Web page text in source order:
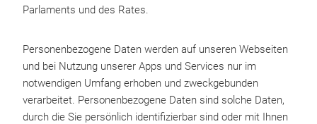
Parlaments und des Rates.
Personenbezogene Daten werden auf unseren Webseiten
und bei Nutzung unserer Apps und Services nur im
notwendigen Umfang erhoben und zweckgebunden
verarbeitet. Personenbezogene Daten sind solche Daten,
durch die Sie persönlich identifizierbar sind oder mit Ihnen